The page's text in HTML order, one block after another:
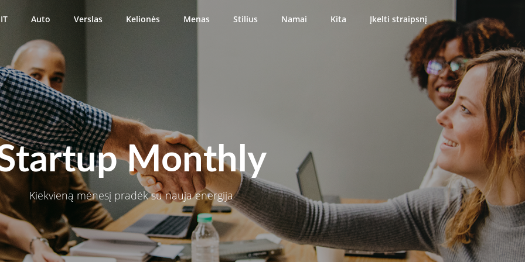
IT Auto Verslas Kelionės Menas Stilius Namai Kita Įkelti straipsnį
Monthly
Kiekvieną mėnesį pradėk su nauja energija